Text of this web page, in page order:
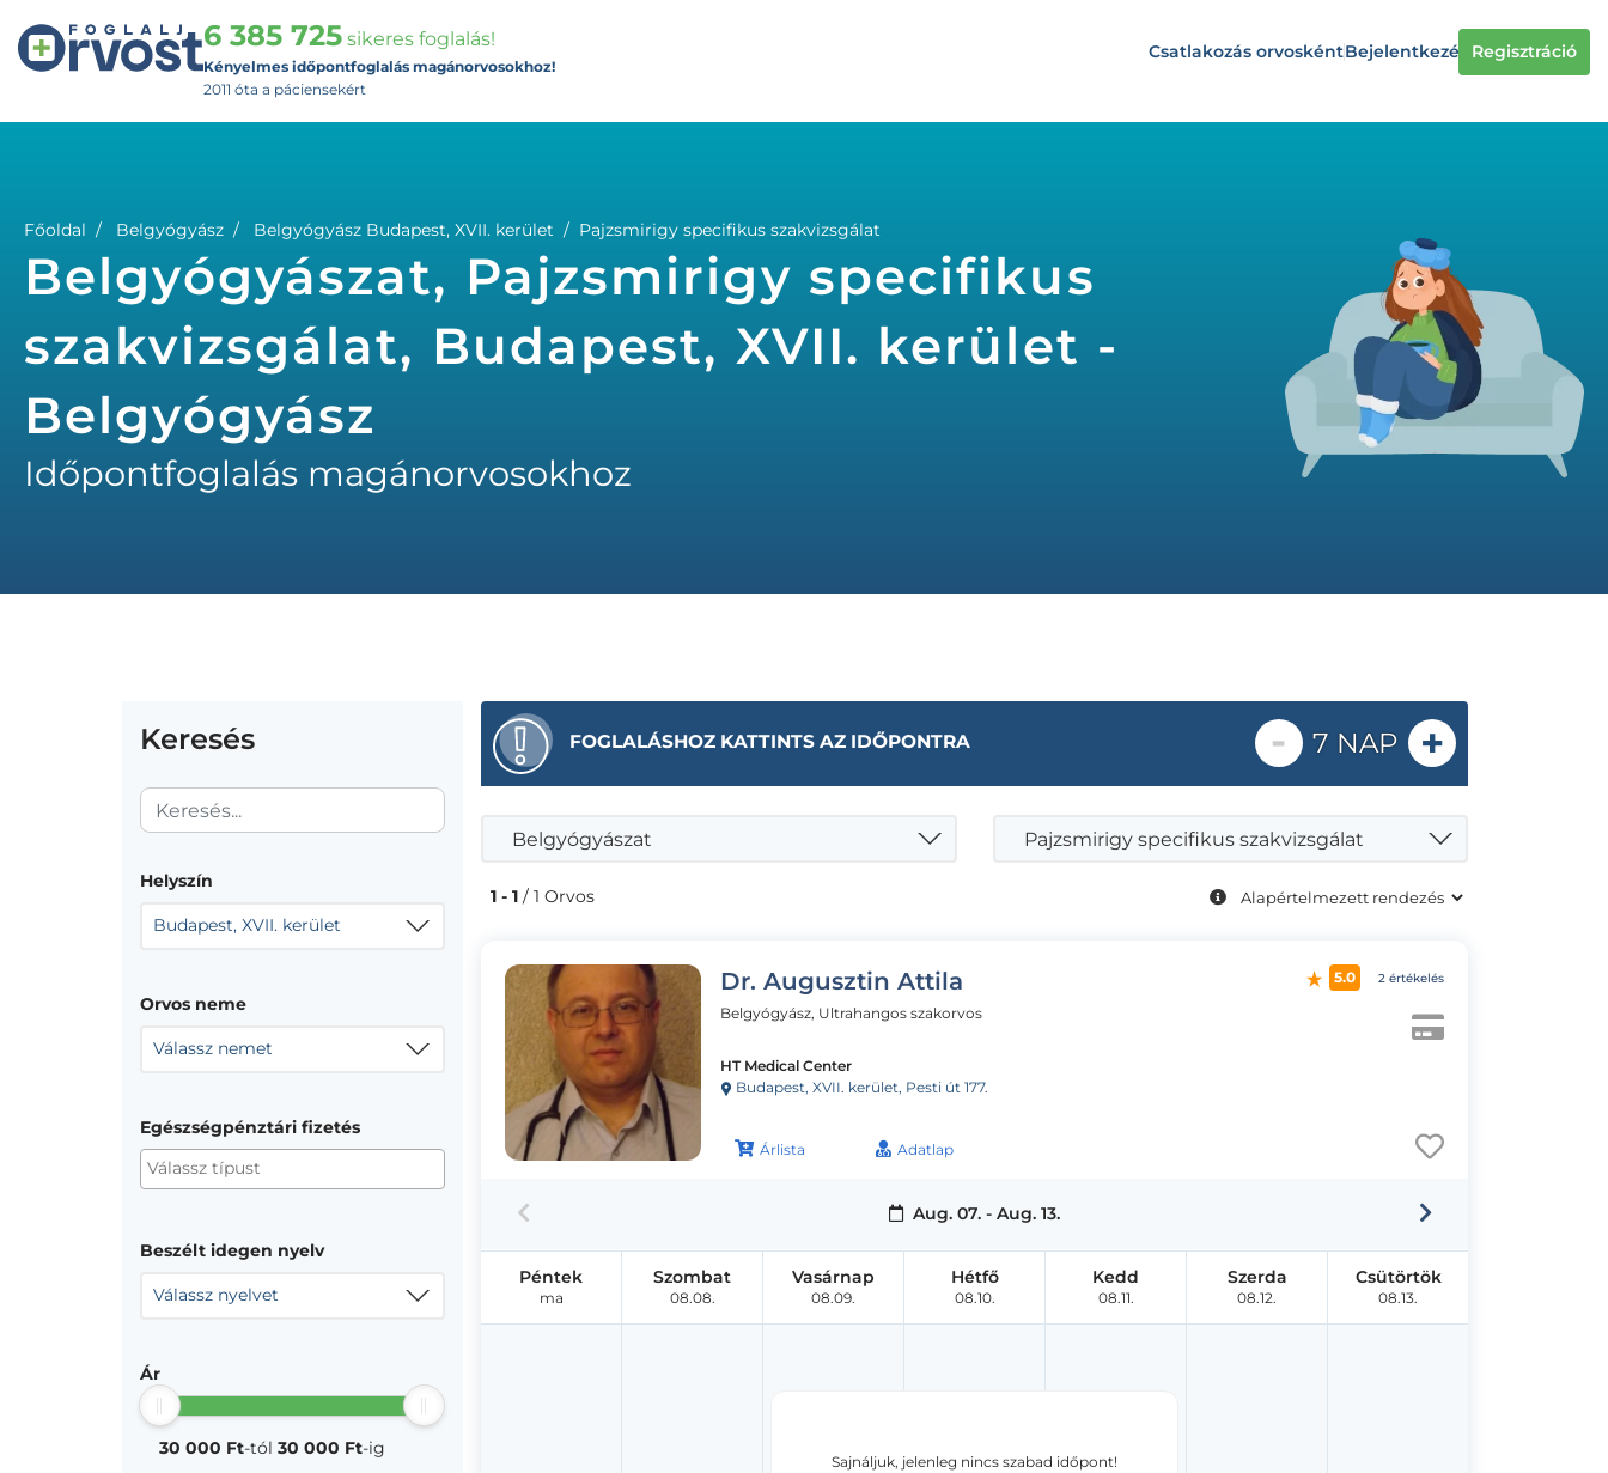
6 385 725 sikeres foglalás!
Kényelmes időpontfoglalás magánorvosokhoz!
2011 óta a páciensekért
Csatlakozás orvoskéntBejelentkezés Regisztráció
Főoldal Belgyógyász Belgyógyász Budapest, XVII. kerület Pajzsmirigy specifikus szakvizsgálat
Belgyógyászat, Pajzsmirigy specifikus
szakvizsgálat, Budapest, XVII. kerület -
Belgyógyász
Időpontfoglalás magánorvosokhoz
Keresés
Helyszín
Budapest, XVII. kerület
Orvos neme
Válassz nemet
Egészségpénztári fizetés
Beszélt idegen nyelv
Válassz nyelvet
Ár
30 000 Ft-tól 30 000 Ft-ig
FOGLALÁSHOZ KATTINTS AZ IDŐPONTRA - 7 NAP +
Belgyógyászat Pajzsmirigy specifikus szakvizsgálat
1 - 1 / 1 Orvos
Dr. Augusztin Attila
Belgyógyász, Ultrahangos szakorvos
HT Medical Center
Budapest, XVII. kerület, Pesti út 177.
Árlista Adatlap
5.0 2 értékelés
Aug. 07. - Aug. 13.
Sajnáljuk, jelenleg nincs szabad időpont!
Péntek
ma
Szombat
08.08.
Vasárnap
08.09.
Hétfő
08.10.
Kedd
08.11.
Szerda
08.12.
Csütörtök
08.13.